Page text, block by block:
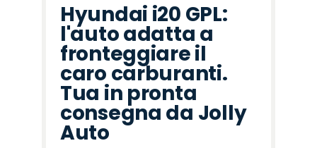
Hyundai i20 GPL:
l'auto adatta a
fronteggiare il
caro carburanti.
Tua in pronta
consegna da Jolly
Auto